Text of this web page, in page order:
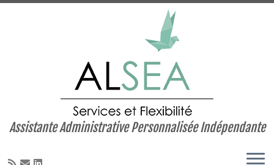
Assistante Administrative Personnalisée Indépendante